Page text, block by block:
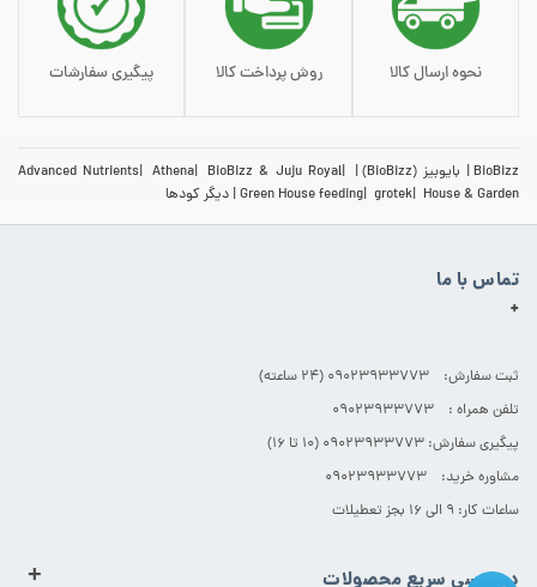
نحوه ارسال کالا روش پرداخت کالا پیگیری سفارشات
BioBizz بایوبیز (BioBizz) Advanced Nutrients Athena
BioBizz & Juju Royal
Green House feeding grotek House & Garden دیگر کودها
تماس با ما
+
ثبت سفارش: 09023933773 (۲۴ ساعته)
تلفن همراه : 09023933773
پیگیری سفارش: 09023933773 (۱۰ تا ۱۶)
مشاوره خرید: 09023933773
ساعات کار: ۹ الی ۱۶ بجز تعطیلات
دسترسی سریع محصولات +